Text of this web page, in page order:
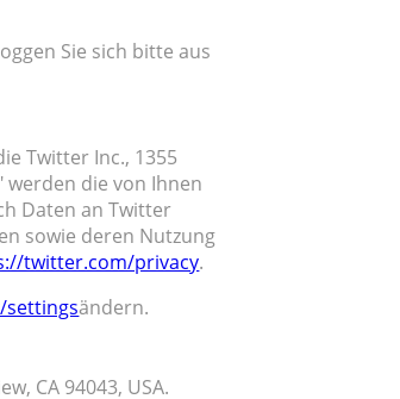
Sie sich bitte aus
Twitter Inc., 1355
werden die von Ihnen
Daten an Twitter
sowie deren Nutzung
twitter.com/privacy.
ändern.
CA 94043, USA.